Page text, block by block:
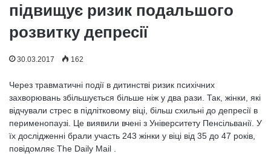
підвищує ризик подальшого
розвитку депресії
30.03.2017 162
Через травматичні події в дитинстві ризик психічних
захворювань збільшується більше ніж у два рази. Так, жінки, які
відчували стрес в підлітковому віці, більш схильні до депресії в
перименопаузі. Це виявили вчені з Університету Пенсільванії. У
їх дослідженні брали участь 243 жінки у віці від 35 до 47 років,
повідомляє The Daily Mail .